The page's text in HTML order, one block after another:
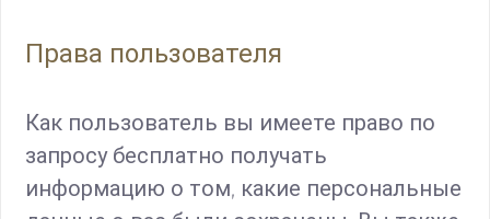
Права пользователя
Как пользователь вы имеете право по
запросу бесплатно получать
информацию о том, какие персональные